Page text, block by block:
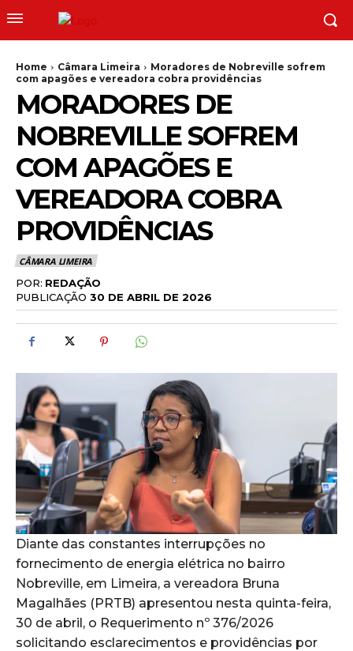
Home Câmara Limeira
Moradores de Nobreville sofrem
com apagões e vereadora cobra providências
MORADORES DE
NOBREVILLE SOFREM
COM APAGÕES E
VEREADORA COBRA
PROVIDÊNCIAS
CÂMARA LIMEIRA
POR: REDAÇÃO
PUBLICAÇÃO 30 DE ABRIL DE 2026
Diante das constantes interrupções no
fornecimento de energia elétrica no bairro
Nobreville, em Limeira, a vereadora Bruna
Magalhães (PRTB) apresentou nesta quinta-feira,
30 de abril, o Requerimento nº 376/2026
solicitando esclarecimentos e providências por